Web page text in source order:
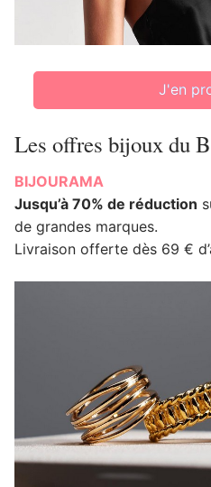
J'en
Les offres bijoux du
BIJOURAMA
Jusqu’à 70% de réduction
de grandes marques.
Livraison offerte dès 69 €